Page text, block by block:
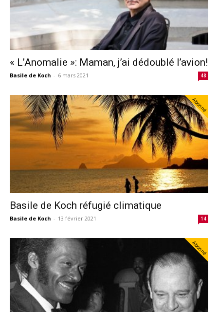
« L’Anomalie »: Maman, j’ai dédoublé l’avion!
Basile de Koch - 6 mars 2021 48
Abonné
Basile de Koch réfugié climatique
Basile de Koch - 13 février 2021 14
Abonné